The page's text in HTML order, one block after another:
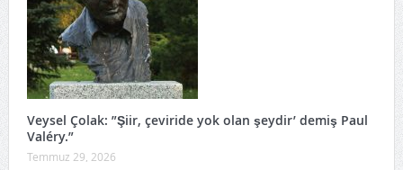
Veysel Çolak: ”Şiir, çeviride yok olan şeydir’ demiş Paul
Valéry.”
Temmuz 29, 2026